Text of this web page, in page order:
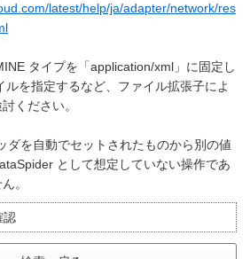
latest/help/ja/adapter/network/res
タイプを「application/xml」に固定し
ルを指定するなど、ファイル拡張子によ
ください。
ダを自動でセットされたものから別の値
として想定していない操作であ
。
認